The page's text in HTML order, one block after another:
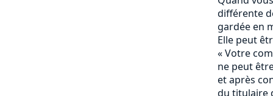
différente
gardée en
Elle peut
« Votre
ne peut
et après
du titulaire